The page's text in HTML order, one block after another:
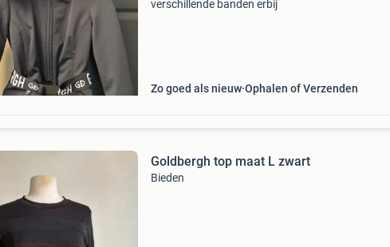
verschillende banden erbij
Zo goed als nieuw Ophalen of Verzenden
Goldbergh top maat L zwart
Bieden